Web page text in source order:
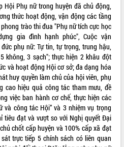
Hội Phụ nữ trong huyện đã chủ động,
thức hoạt động, vận động các tầng
trào thi đua "Phụ nữ tích cực học
gia đình hạnh phúc", Cuộc vận
phụ nữ: Tự tin, tự trọng, trung hậu,
không, 3 sạch"; thực hiện 2 khâu đột
và hoạt động Hội cơ sở; đa dạng hóa
huy quyền làm chủ của hội viên, phụ
cao hiệu quả công tác tham mưu, đề
việc ban hành cơ chế, thực hiện các
và công tác Hội” và 3 nhiệm vụ trọng
tiêu đạt và vượt so với Nghị quyết Đại
chốt cấp huyện và 100% cấp xã đạt
trực tiếp 5 chính sách có liên quan